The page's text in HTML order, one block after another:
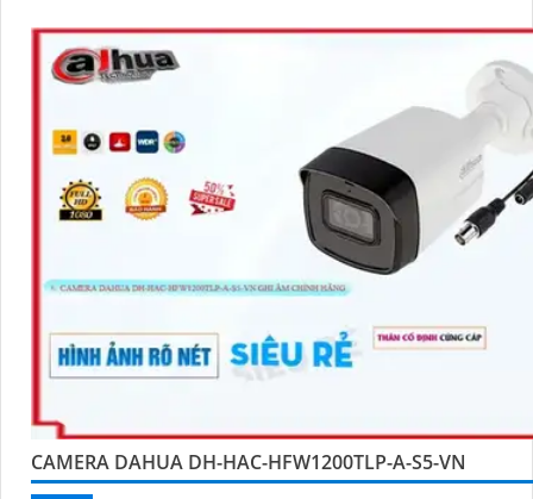
CAMERA DAHUA DH-HAC-HFW1200TLP-A-S5-VN